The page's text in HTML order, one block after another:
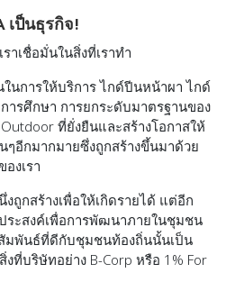
เป็นธุรกิจ!
าเชื่อมั่นในสิ่งที่เราทำ
นการให้บริการ ไกด์ปีนหน้าผา ไกด์
ารศึกษา การยกระดับมาตรฐานของ
ที่ยั่งยืนและสร้างโอกาสให้
ๆอีกมากมายซึ่งถูกสร้างขึ้นมาด้วย
งเรา
กสร้างเพื่อให้เกิดรายได้ แต่อีก
ระสงค์เพื่อการพัฒนาภายในชุมชน
สัมพันธ์ที่ดีกับชุมชนท้องถิ่นนั้นเป็น
ที่บริษัทอย่าง B-Corp หรือ 1% For